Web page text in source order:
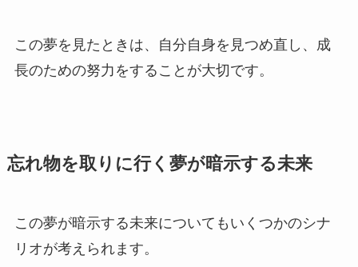
この夢を見たときは、自分自身を見つめ直し、成
長のための努力をすることが大切です。
忘れ物を取りに行く夢が暗示する未来
この夢が暗示する未来についてもいくつかのシナ
リオが考えられます。